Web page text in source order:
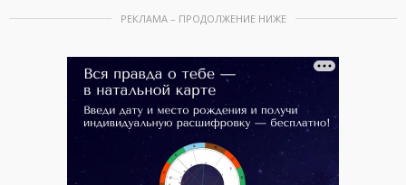
РЕКЛАМА – ПРОДОЛЖЕНИЕ НИЖЕ